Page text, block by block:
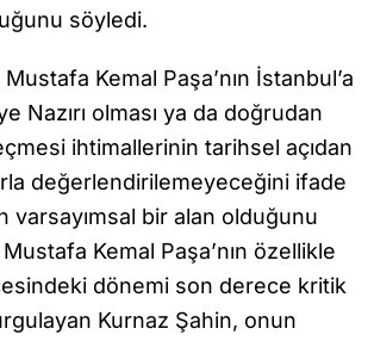
söyledi.
Kemal Paşa’nın İstanbul’a
Nazırı olması ya da doğrudan
ihtimallerinin tarihsel açıdan
değerlendirilemeyeceğini ifade
varsayımsal bir alan olduğunu
Kemal Paşa’nın özellikle
dönemi son derece kritik
Kurnaz Şahin, onun